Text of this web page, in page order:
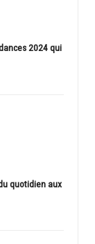
2024 qui
quotidien aux